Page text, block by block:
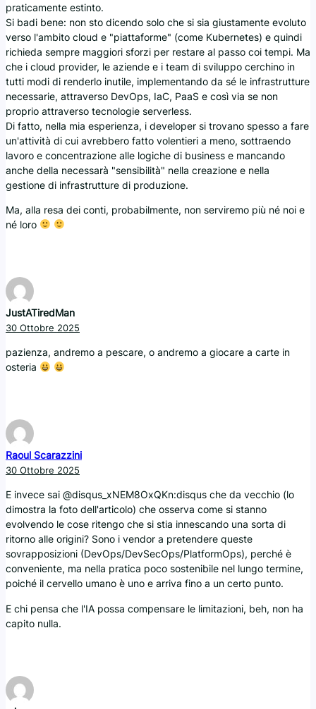
praticamente estinto.
Si badi bene: non sto dicendo solo che si sia giustamente evoluto
verso l'ambito cloud e "piattaforme" (come Kubernetes) e quindi
richieda sempre maggiori sforzi per restare al passo coi tempi. Ma
che i cloud provider, le aziende e i team di sviluppo cerchino in
tutti modi di renderlo inutile, implementando da sé le infrastrutture
necessarie, attraverso DevOps, IaC, PaaS e così via se non
proprio attraverso tecnologie serverless.
Di fatto, nella mia esperienza, i developer si trovano spesso a fare
un'attività di cui avrebbero fatto volentieri a meno, sottraendo
lavoro e concentrazione alle logiche di business e mancando
anche della necessarà "sensibilità" nella creazione e nella
gestione di infrastrutture di produzione.
Ma, alla resa dei conti, probabilmente, non serviremo più né noi e
né loro
JustATiredMan
30 Ottobre 2025
pazienza, andremo a pescare, o andremo a giocare a carte in
osteria
Raoul Scarazzini
30 Ottobre 2025
E invece sai @disqus_xNEM8OxQKn:disqus che da vecchio (lo
dimostra la foto dell'articolo) che osserva come si stanno
evolvendo le cose ritengo che si stia innescando una sorta di
ritorno alle origini? Sono i vendor a pretendere queste
sovrapposizioni (DevOps/DevSecOps/PlatformOps), perché è
conveniente, ma nella pratica poco sostenibile nel lungo termine,
poiché il cervello umano è uno e arriva fino a un certo punto.
E chi pensa che l'IA possa compensare le limitazioni, beh, non ha
capito nulla.